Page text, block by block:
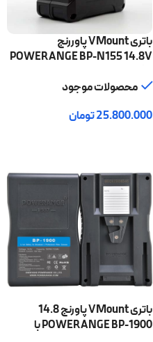
باتری VMount پاوررنج
POWERANGE BP-N155 14.8V
محصولات موجود
25.800.000تومان
باتری VMount پاورنج 14.8
POWERANGE BP-1900 با